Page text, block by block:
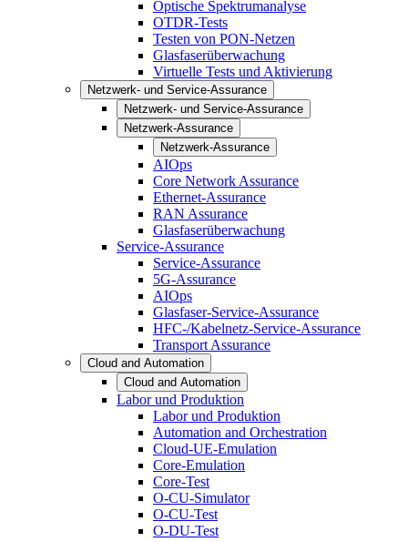
Optische Spektrumanalyse
OTDR-Tests
Testen von PON-Netzen
Glasfaserüberwachung
Virtuelle Tests und Aktivierung
Netzwerk- und Service-Assurance
Netzwerk- und Service-Assurance
Netzwerk-Assurance
Netzwerk-Assurance
AIOps
Core Network Assurance
Ethernet-Assurance
RAN Assurance
Glasfaserüberwachung
Service-Assurance
Service-Assurance
5G-Assurance
AIOps
Glasfaser-Service-Assurance
HFC-/Kabelnetz-Service-Assurance
Transport Assurance
Cloud and Automation
Cloud and Automation
Labor und Produktion
Labor und Produktion
Automation and Orchestration
Cloud-UE-Emulation
Core-Emulation
Core-Test
O-CU-Simulator
O-CU-Test
O-DU-Test